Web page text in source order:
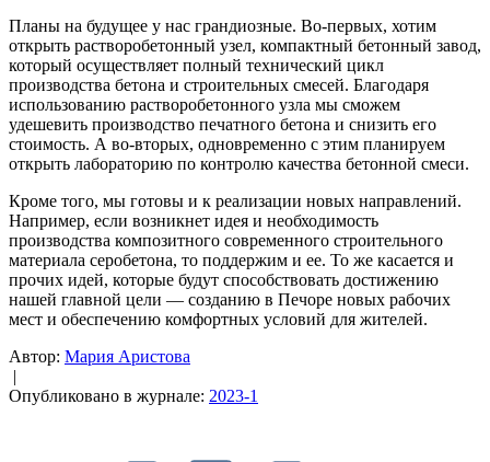
Планы на будущее у нас грандиозные. Во-первых, хотим
открыть растворобетонный узел, компактный бетонный завод,
который осуществляет полный технический цикл
производства бетона и строительных смесей. Благодаря
использованию растворобетонного узла мы сможем
удешевить производство печатного бетона и снизить его
стоимость. А во-вторых, одновременно с этим планируем
открыть лабораторию по контролю качества бетонной смеси.
Кроме того, мы готовы и к реализации новых направлений.
Например, если возникнет идея и необходимость
производства композитного современного строительного
материала серобетона, то поддержим и ее. То же касается и
прочих идей, которые будут способствовать достижению
нашей главной цели — созданию в Печоре новых рабочих
мест и обеспечению комфортных условий для жителей.
Автор: Мария Аристова
|
Опубликовано в журнале: 2023-1